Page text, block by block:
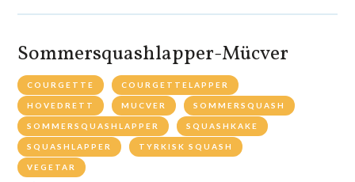
Sommersquashlapper-Mücver
COURGETTE COURGETTELAPPER
HOVEDRETT MUCVER SOMMERSQUASH
SOMMERSQUASHLAPPER SQUASHKAKE
SQUASHLAPPER TYRKISK SQUASH
VEGETAR